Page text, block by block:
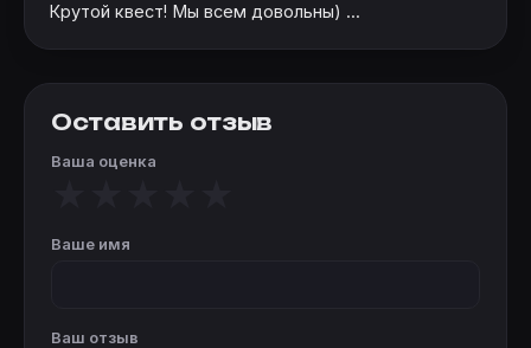
Крутой квест! Мы всем довольны) ...
Оставить отзыв
Ваша оценка
Ваше имя
Ваш отзыв